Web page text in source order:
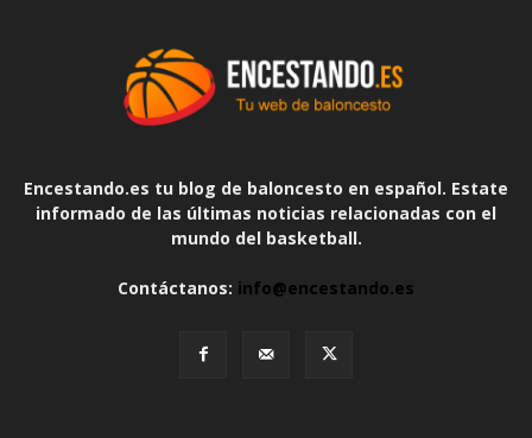
Encestando.es tu blog de baloncesto en español. Estate
informado de las últimas noticias relacionadas con el
mundo del basketball.
Contáctanos: info@encestando.es